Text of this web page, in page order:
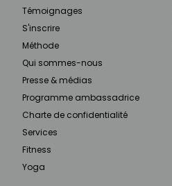
Témoignages
S'inscrire
Méthode
Qui sommes-nous
Presse & médias
Programme ambassadrice
Charte de confidentialité
Services
Fitness
Yoga